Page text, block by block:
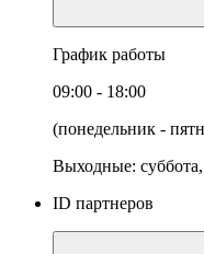
График работы
09:00 - 18:00
(понедельник -
Выходные: суббота,
ID партнеров